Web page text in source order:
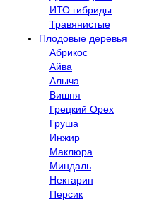
ИТО гибриды
Травянистые
Плодовые деревья
Абрикос
Айва
Алыча
Вишня
Грецкий Орех
Груша
Инжир
Маклюра
Миндаль
Нектарин
Персик